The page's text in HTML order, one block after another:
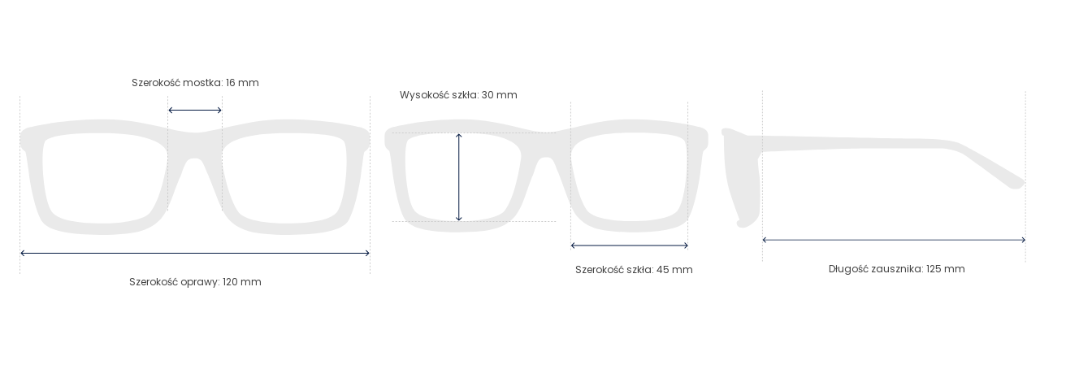
Szerokość mostka: 16 mm
Szerokość oprawy: 120 mm
Wysokość szkła: 30 mm
Szerokość szkła: 45 mm Długość zausznika: 125 mm